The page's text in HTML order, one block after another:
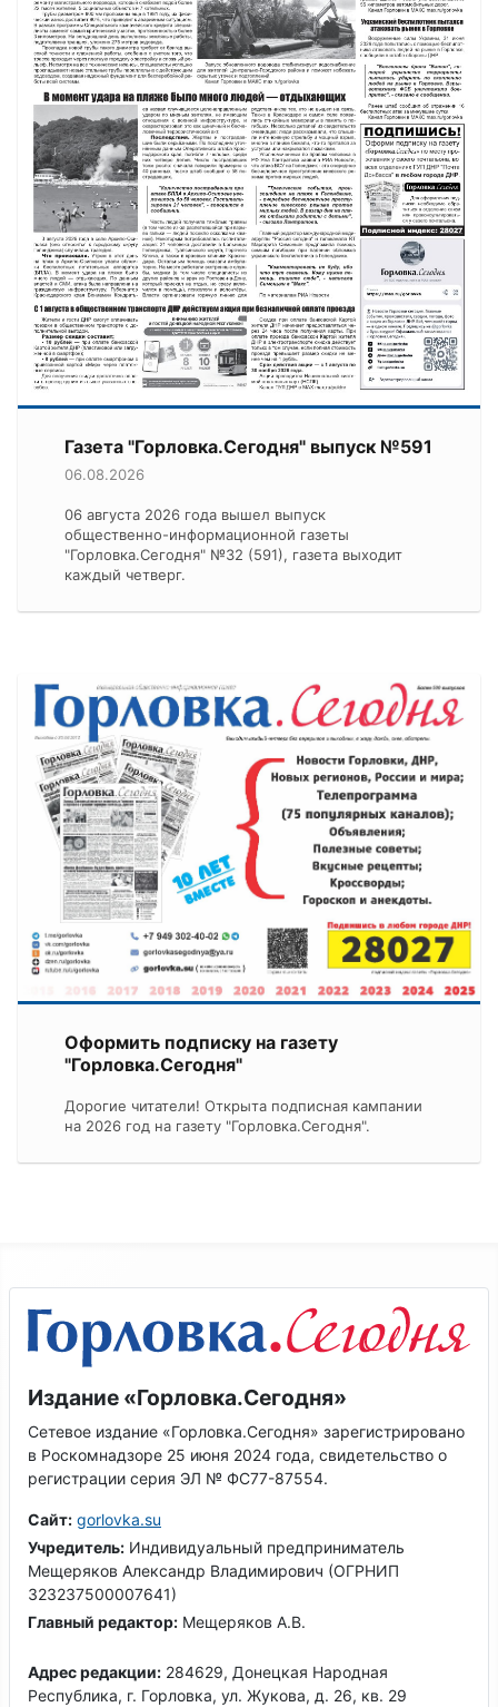
Газета "Горловка.Сегодня" выпуск №591
06.08.2026
06 августа 2026 года вышел выпуск
общественно-информационной газеты
"Горловка.Сегодня" №32 (591), газета выходит
каждый четверг.
Оформить подписку на газету
"Горловка.Сегодня"
Дорогие читатели! Открыта подписная кампании
на 2026 год на газету "Горловка.Сегодня".
Издание «Горловка.Сегодня»
Сетевое издание «Горловка.Сегодня» зарегистрировано
в Роскомнадзоре 25 июня 2024 года, свидетельство о
регистрации серия ЭЛ № ФС77-87554.
Сайт: gorlovka.su
Учредитель: Индивидуальный предприниматель
Мещеряков Александр Владимирович (ОГРНИП
323237500007641)
Главный редактор: Мещеряков А.В.
Адрес редакции: 284629, Донецкая Народная
Республика, г. Горловка, ул. Жукова, д. 26, кв. 29